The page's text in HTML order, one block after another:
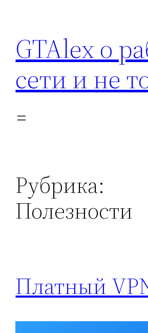
содержимому
GTAlex о
сети и не
Рубрика:
Полезности
Платный